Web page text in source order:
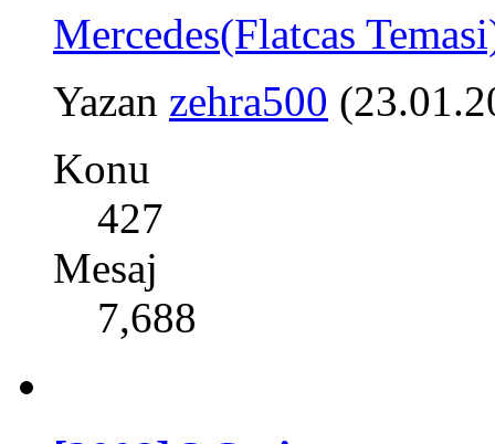
Mercedes(Flatcas
Yazan zehra500
Konu
427
Mesaj
7,688